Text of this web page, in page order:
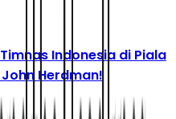
Indonesia di Piala
Herdman!